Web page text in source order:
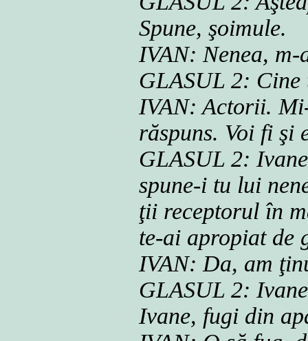
Spune, şoimule.
IVAN: Nenea, m-
GLASUL 2: Cine
IVAN: Actorii.
răspuns. Voi fi
GLASUL 2:
spune-i tu lui
ţii receptorul în
te-ai apropiat de
IVAN: Da, am
GLASUL 2:
Ivane, fugi din